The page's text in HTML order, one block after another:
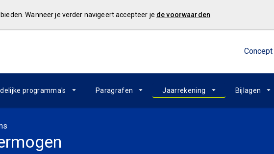
Wanneer je verder navigeert accepteer je de voorwaarden
Concept
programma's Paragrafen Jaarrekening Bijlagen